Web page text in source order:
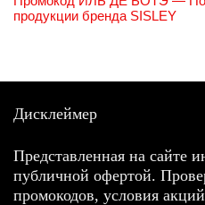
продукции бренда SISLEY
Дисклеймер
Представленная на сайте
публичной офертой.
промокодов, условия